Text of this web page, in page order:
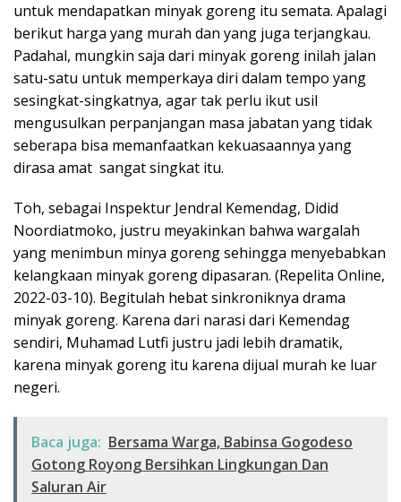
untuk mendapatkan minyak goreng itu semata. Apalagi
berikut harga yang murah dan yang juga terjangkau.
Padahal, mungkin saja dari minyak goreng inilah jalan
satu-satu untuk memperkaya diri dalam tempo yang
sesingkat-singkatnya, agar tak perlu ikut usil
mengusulkan perpanjangan masa jabatan yang tidak
seberapa bisa memanfaatkan kekuasaannya yang
dirasa amat sangat singkat itu.
Toh, sebagai Inspektur Jendral Kemendag, Didid
Noordiatmoko, justru meyakinkan bahwa wargalah
yang menimbun minya goreng sehingga menyebabkan
kelangkaan minyak goreng dipasaran. (Repelita Online,
2022-03-10). Begitulah hebat sinkroniknya drama
minyak goreng. Karena dari narasi dari Kemendag
sendiri, Muhamad Lutfi justru jadi lebih dramatik,
karena minyak goreng itu karena dijual murah ke luar
negeri.
Baca juga: Bersama Warga, Babinsa Gogodeso
Gotong Royong Bersihkan Lingkungan Dan
Saluran Air